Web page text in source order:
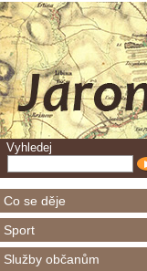
Vyhledej
Co se děje
Sport
Služby občanům